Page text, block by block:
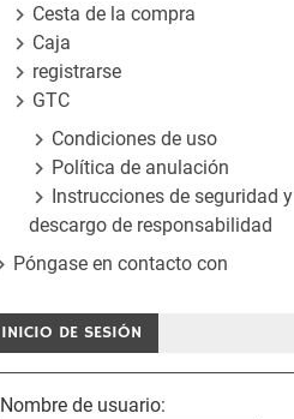
Cesta de la compra
Caja
registrarse
GTC
Condiciones de uso
Política de anulación
Instrucciones de seguridad y
descargo de responsabilidad
Póngase en contacto con
INICIO DE SESIÓN
Nombre de usuario: